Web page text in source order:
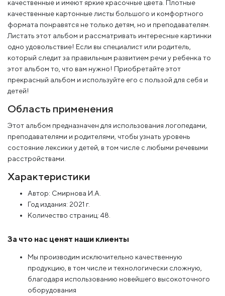
качественные и имеют яркие красочные цвета. Плотные
качественные картонные листы большого и комфортного
формата понравятся не только детям, но и преподавателям.
Листать этот альбом и рассматривать интересные картинки
одно удовольствие! Если вы специалист или родитель,
который следит за правильным развитием речи у ребенка то
этот альбом то, что вам нужно! Приобретайте этот
прекрасный альбом и используйте его с пользой для себя и
детей!
Область применения
Этот альбом предназначен для использования логопедами,
преподавателями и родителями, чтобы узнать уровень
состояние лексики у детей, в том числе с любыми речевыми
расстройствами.
Характеристики
Автор: Смирнова И.А.
Год издания: 2021 г.
Количество страниц: 48.
За что нас ценят наши клиенты
Мы производим исключительно качественную
продукцию, в том числе и технологически сложную,
благодаря использованию новейшего высокоточного
оборудования